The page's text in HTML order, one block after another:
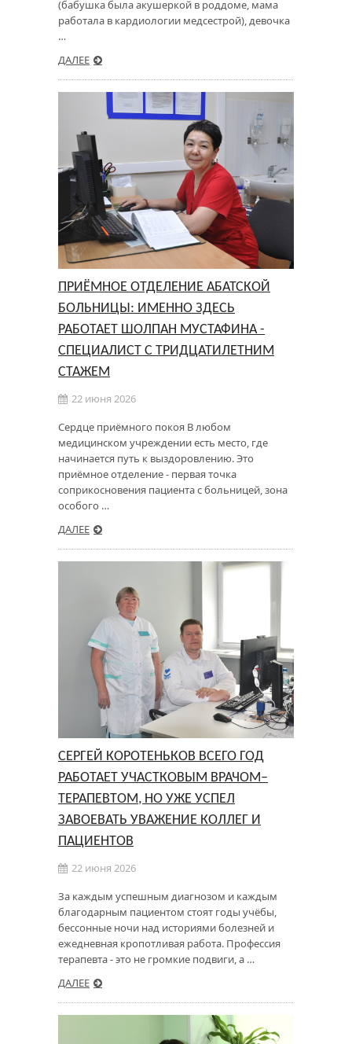
(бабушка была акушеркой в роддоме, мама
работала в кардиологии медсестрой), девочка
…
ДАЛЕЕ
ПРИЁМНОЕ ОТДЕЛЕНИЕ АБАТСКОЙ
БОЛЬНИЦЫ: ИМЕННО ЗДЕСЬ
РАБОТАЕТ ШОЛПАН МУСТАФИНА -
СПЕЦИАЛИСТ С ТРИДЦАТИЛЕТНИМ
СТАЖЕМ
22 июня 2026
Сердце приёмного покоя В любом
медицинском учреждении есть место, где
начинается путь к выздоровлению. Это
приёмное отделение - первая точка
соприкосновения пациента с больницей, зона
особого …
ДАЛЕЕ
СЕРГЕЙ КОРОТЕНЬКОВ ВСЕГО ГОД
РАБОТАЕТ УЧАСТКОВЫМ ВРАЧОМ–
ТЕРАПЕВТОМ, НО УЖЕ УСПЕЛ
ЗАВОЕВАТЬ УВАЖЕНИЕ КОЛЛЕГ И
ПАЦИЕНТОВ
22 июня 2026
За каждым успешным диагнозом и каждым
благодарным пациентом стоят годы учёбы,
бессонные ночи над историями болезней и
ежедневная кропотливая работа. Профессия
терапевта - это не громкие подвиги, а …
ДАЛЕЕ